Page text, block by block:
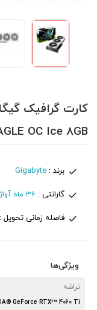
OC Ice 8GB
برند :Gigabyte
گارانتی : 36 ماه آواژنگ
فاصله زمانی تحویل :
ویژگی‌ها
تراشه
GeForce RTX™ 4060 Ti